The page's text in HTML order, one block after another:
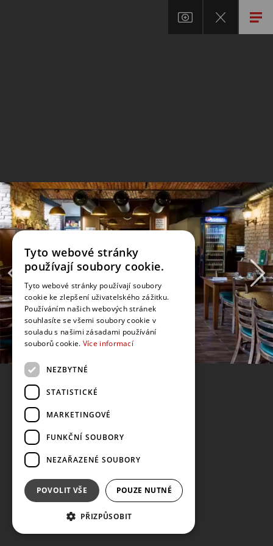
Tyto webové stránky
používají soubory cookie.
Tyto webové stránky používají soubory
cookie ke zlepšení uživatelského zážitku.
Používáním našich webových stránek
souhlasíte se všemi soubory cookie v
souladu s našimi zásadami používání
souborů cookie. Více informací
NEZBYTNÉ
STATISTICKÉ
MARKETINGOVÉ
FUNKČNÍ SOUBORY
NEZAŘAZENÉ SOUBORY
POVOLIT VŠE POUZE NUTNÉ
PŘIZPŮSOBIT